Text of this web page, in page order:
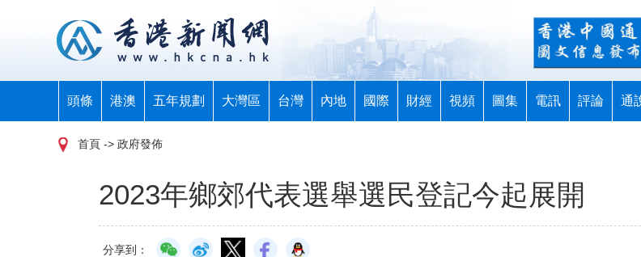
頭條 港澳 五年規劃 大灣區 台灣 內地 國際 財經 視頻 圖集 電訊 評論 通
首頁 -> 政府發佈
2023年鄉郊代表選舉選民登記今起展開
分享到：